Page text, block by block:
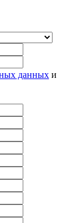
данных и